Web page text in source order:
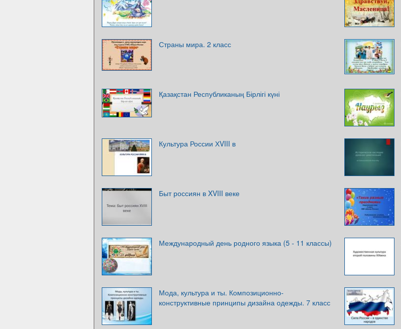
Страны мира. 2 класс
Қазақстан Республиканың Бірлігі күні
Культура России ХVIII в
Быт россиян в XVIII веке
Международный день родного языка (5 - 11 классы)
Мода, культура и ты. Композиционно-
конструктивные принципы дизайна одежды. 7 класс